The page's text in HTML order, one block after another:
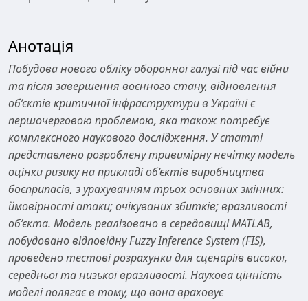
Анотація
Побудова нового обліку оборонної галузі під час війни
та після завершення воєнного стану, відновлення
об’єктів критичної інфраструктури в Україні є
першочерговою проблемою, яка також потребує
комплексного наукового дослідження. У статті
представлено розроблену тривимірну нечітку модель
оцінки ризику на прикладі об’єктів виробництва
боєприпасів, з урахуванням трьох основних змінних:
ймовірності атаки; очікуваних збитків; вразливості
об’єкта. Модель реалізовано в середовищі MATLAB,
побудовано відповідну Fuzzy Inference System (FIS),
проведено тестові розрахунки для сценаріїв високої,
середньої та низької вразливості. Наукова цінність
моделі полягає в тому, що вона враховує